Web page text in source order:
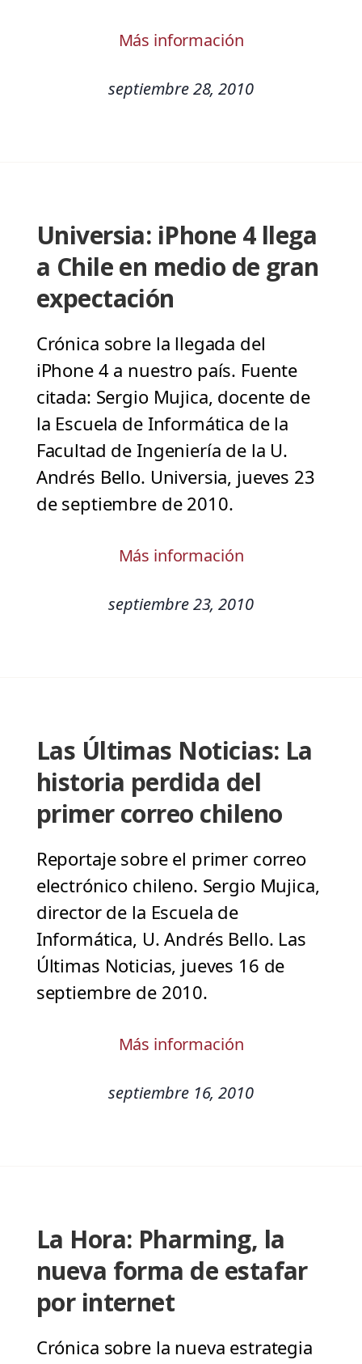
Más información
septiembre 28, 2010
Universia: iPhone 4 llega
a Chile en medio de gran
expectación
Crónica sobre la llegada del
iPhone 4 a nuestro país. Fuente
citada: Sergio Mujica, docente de
la Escuela de Informática de la
Facultad de Ingeniería de la U.
Andrés Bello. Universia, jueves 23
de septiembre de 2010.
Más información
septiembre 23, 2010
Las Últimas Noticias: La
historia perdida del
primer correo chileno
Reportaje sobre el primer correo
electrónico chileno. Sergio Mujica,
director de la Escuela de
Informática, U. Andrés Bello. Las
Últimas Noticias, jueves 16 de
septiembre de 2010.
Más información
septiembre 16, 2010
La Hora: Pharming, la
nueva forma de estafar
por internet
Crónica sobre la nueva estrategia